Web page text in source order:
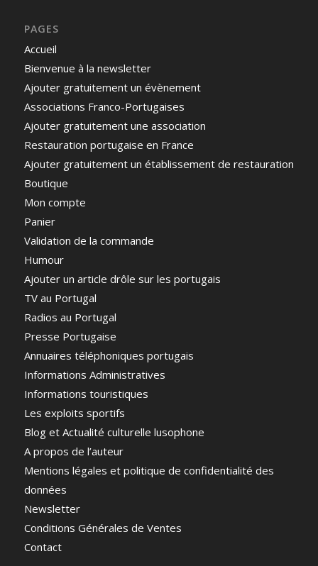
PAGES
Accueil
Bienvenue à la newsletter
Ajouter gratuitement un évènement
Associations Franco-Portugaises
Ajouter gratuitement une association
Restauration portugaise en France
Ajouter gratuitement un établissement de restauration
Boutique
Mon compte
Panier
Validation de la commande
Humour
Ajouter un article drôle sur les portugais
TV au Portugal
Radios au Portugal
Presse Portugaise
Annuaires téléphoniques portugais
Informations Administratives
Informations touristiques
Les exploits sportifs
Blog et Actualité culturelle lusophone
A propos de l’auteur
Mentions légales et politique de confidentialité des
données
Newsletter
Conditions Générales de Ventes
Contact